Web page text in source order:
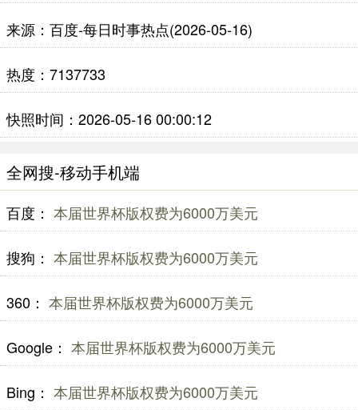
来源：百度-每日时事热点(2026-05-16)
热度：7137733
快照时间：2026-05-16 00:00:12
全网搜-移动手机端
百度： 本届世界杯版权费为6000万美元
搜狗： 本届世界杯版权费为6000万美元
360： 本届世界杯版权费为6000万美元
Google： 本届世界杯版权费为6000万美元
Bing： 本届世界杯版权费为6000万美元